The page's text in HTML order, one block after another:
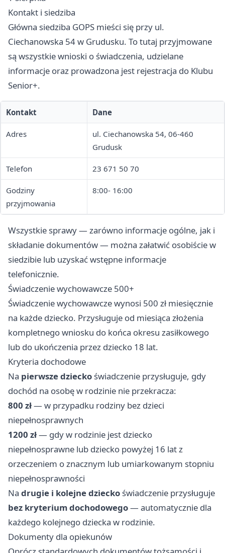
Kontakt i siedziba
Główna siedziba GOPS mieści się przy ul.
Ciechanowska 54 w Grudusku. To tutaj przyjmowane
są wszystkie wnioski o świadczenia, udzielane
informacje oraz prowadzona jest rejestracja do Klubu
Senior+.
Kontakt Dane
Adres
ul. Ciechanowska 54, 06-460
Grudusk
Telefon 23 671 50 70
Godziny
przyjmowania
8:00- 16:00
Wszystkie sprawy — zarówno informacje ogólne, jak i
składanie dokumentów — można załatwić osobiście w
siedzibie lub uzyskać wstępne informacje
telefonicznie.
Świadczenie wychowawcze 500+
Świadczenie wychowawcze wynosi 500 zł miesięcznie
na każde dziecko. Przysługuje od miesiąca złożenia
kompletnego wniosku do końca okresu zasiłkowego
lub do ukończenia przez dziecko 18 lat.
Kryteria dochodowe
Na pierwsze dziecko świadczenie przysługuje, gdy
dochód na osobę w rodzinie nie przekracza:
800 zł— w przypadku rodziny bez dzieci
niepełnosprawnych
1200 zł— gdy w rodzinie jest dziecko
niepełnosprawne lub dziecko powyżej 16 lat z
orzeczeniem o znacznym lub umiarkowanym stopniu
niepełnosprawności
Na drugie i kolejne dziecko świadczenie przysługuje
bez kryterium dochodowego— automatycznie dla
każdego kolejnego dziecka w rodzinie.
Dokumenty dla opiekunów